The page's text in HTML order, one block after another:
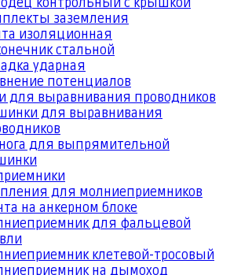
контрольный с крышкой
заземления
изоляционная
стальной
ударная
потенциалов
для выравнивания проводников
для выравнивания
для выпрямительной
для молниеприемников
на анкерном блоке
для фальцевой
клетевой-тросовый
на дымоход